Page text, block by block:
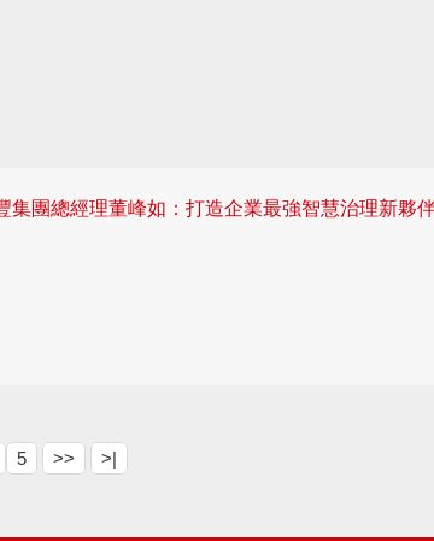
團總經理董峰如：打造企業最強智慧治理新夥
5 >> >|